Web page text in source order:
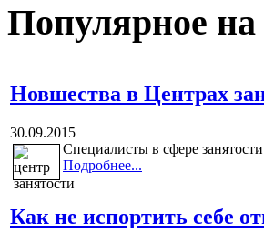
Популярное на
Новшества в Центрах
30.09.2015
Специалисты в сфере
Подробнее...
Как не испортить себе